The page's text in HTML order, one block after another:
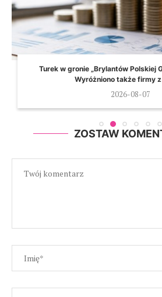
Turek w gronie „Brylantów Polskiej
Wyróżniono także firmy
2026-08-07
ZOSTAW